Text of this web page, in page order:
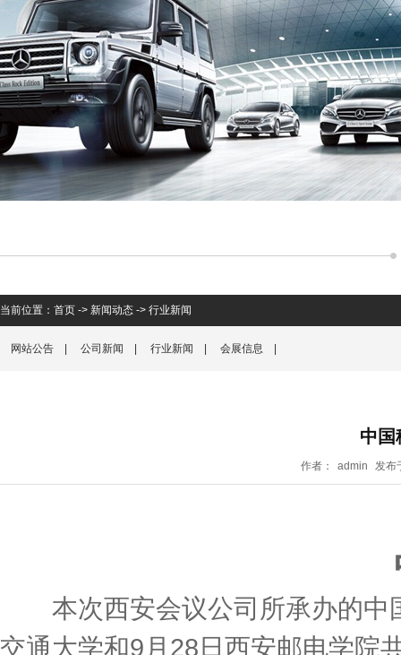
当前位置： 首页 -> 新闻动态 -> 行业新闻
网站公告 公司新闻 行业新闻 会展信息
中国
作者： admin 发布
本次西安会议公司所承办的中
交通大学和9月28日西安邮电学院